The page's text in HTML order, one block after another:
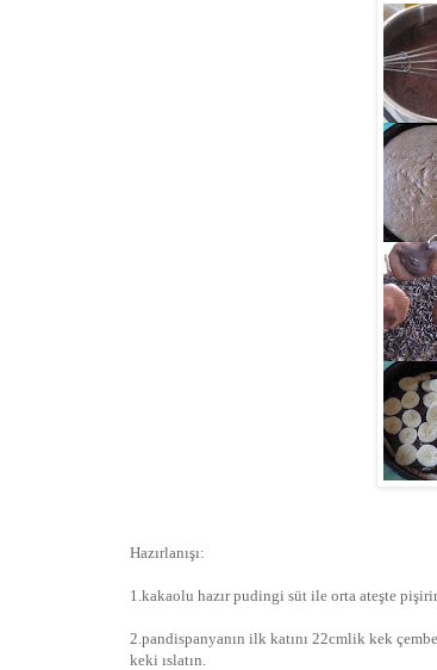
Hazırlanışı:
1.kakaolu hazır pudingi süt ile orta ateşte
2.pandispanyanın ilk katını 22cmlik kek
keki ıslatın.